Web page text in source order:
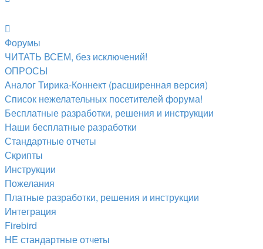
Форумы
ЧИТАТЬ ВСЕМ, без исключений!
ОПРОСЫ
Аналог Тирика-Коннект (расширенная версия)
Список нежелательных посетителей форума!
Бесплатные разработки, решения и инструкции
Наши бесплатные разработки
Стандартные отчеты
Скрипты
Инструкции
Пожелания
Платные разработки, решения и инструкции
Интеграция
Firebird
НЕ стандартные отчеты